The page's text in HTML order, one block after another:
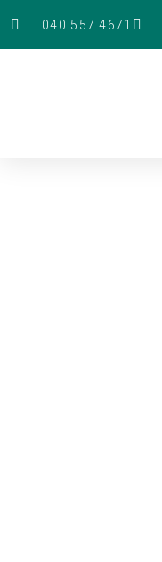
040 557 4671